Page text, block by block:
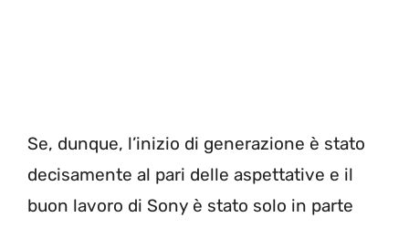
Se, dunque, l’inizio di generazione è stato
decisamente al pari delle aspettative e il
buon lavoro di Sony è stato solo in parte